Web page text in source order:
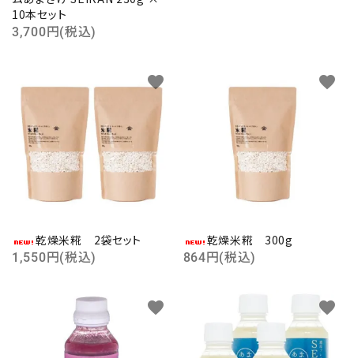
10本セット
3,700円(税込)
乾燥米糀 2袋セット
1,550円(税込)
favorite
乾燥米糀 300g
864円(税込)
favorite
favorite favorite